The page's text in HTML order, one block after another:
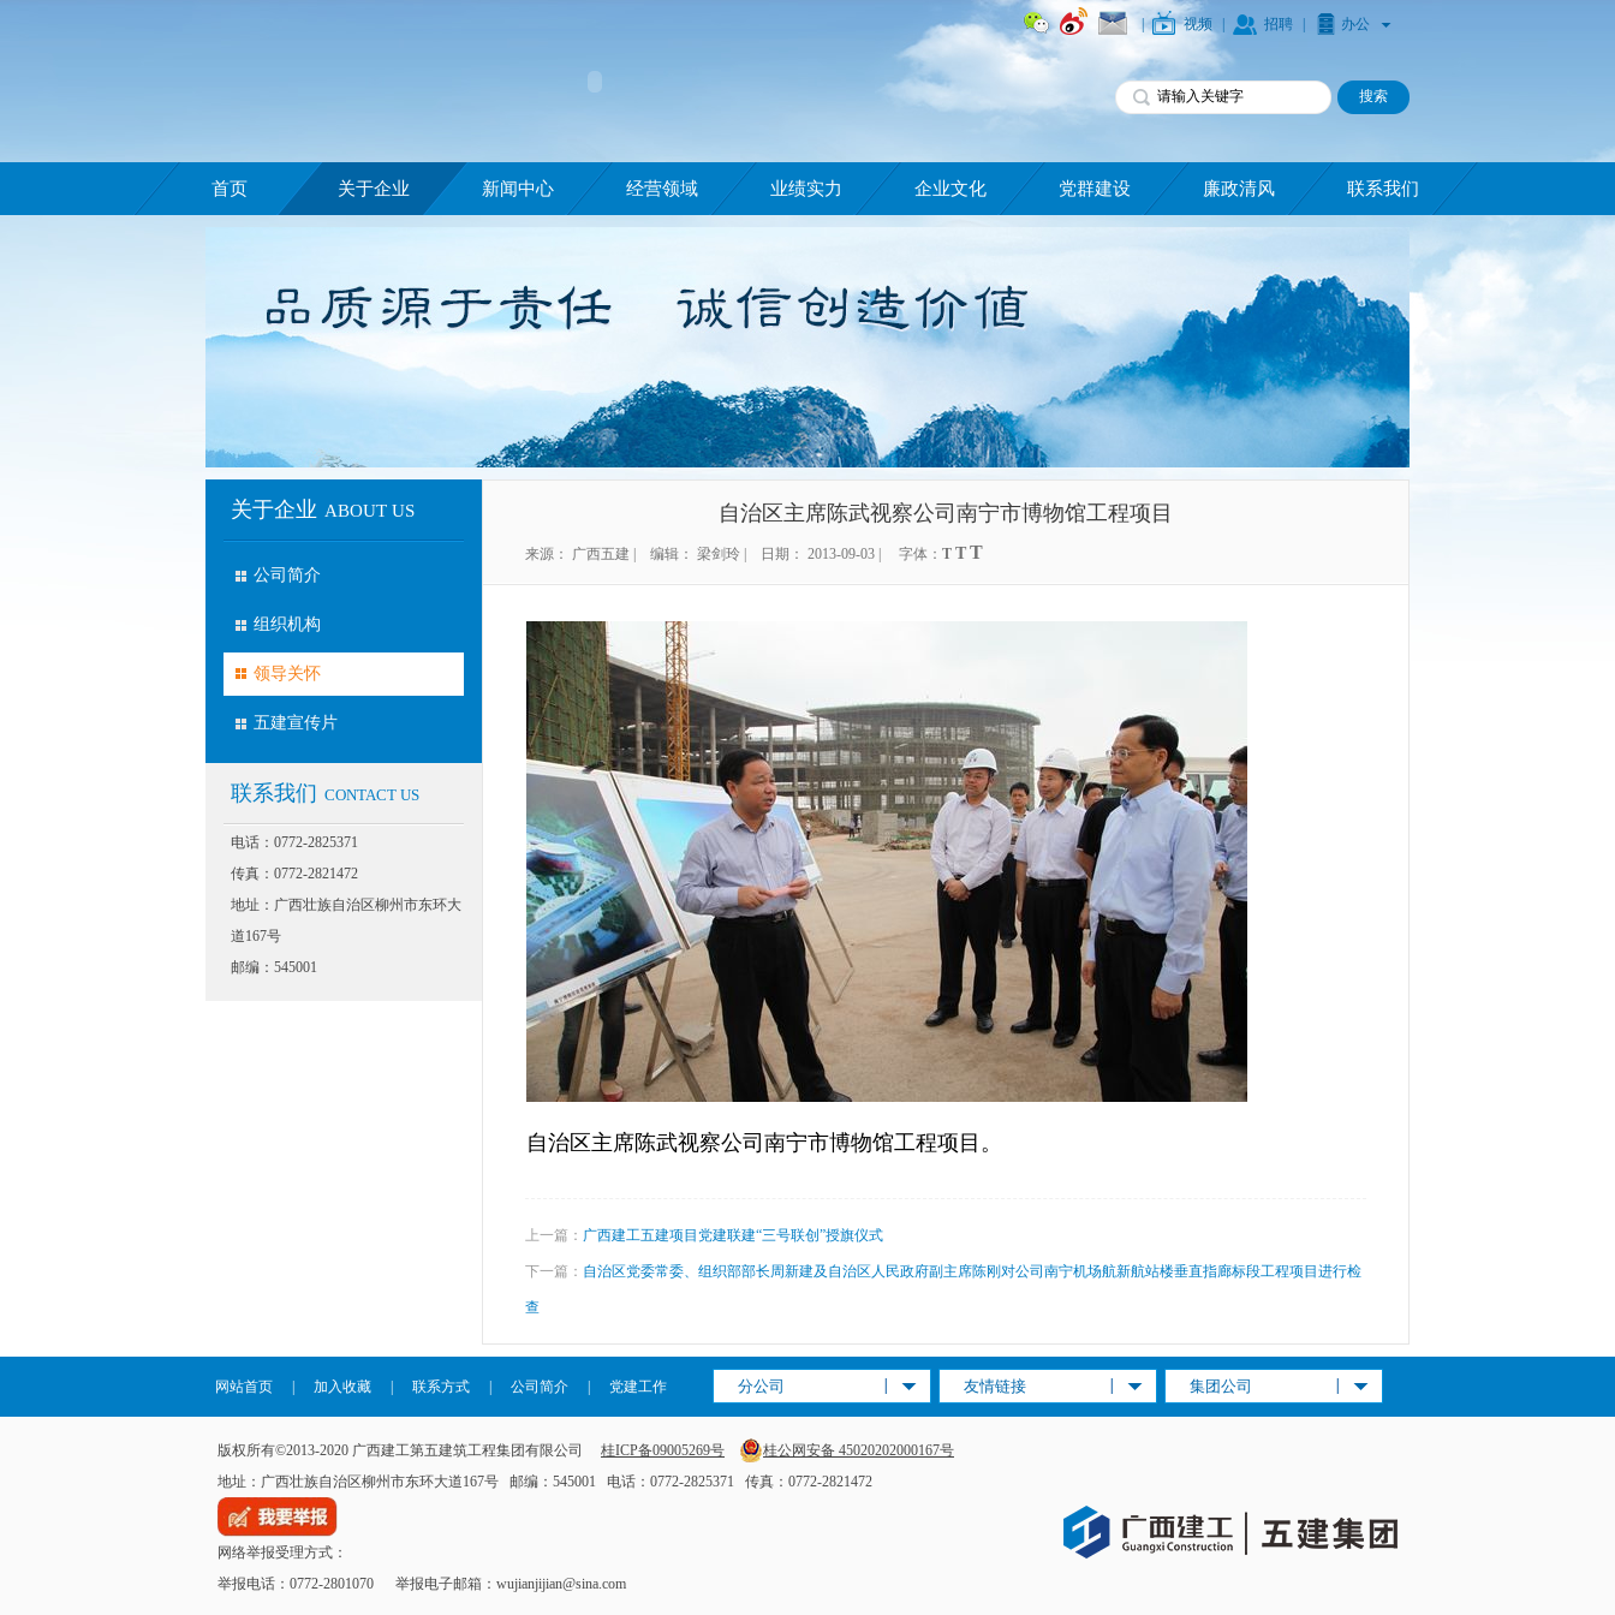
视频 招聘 办公
首页 关于企业 新闻中心 经营领域 业绩实力 企业文化 党群建设 廉政清风 联系我们
关于企业 ABOUT US
公司简介
组织机构
领导关怀
五建宣传片
联系我们 CONTACT US
电话：0772-2825371
传真：0772-2821472
地址：广西壮族自治区柳州市东环大
道167号
邮编：545001
自治区主席陈武视察公司南宁市博物馆工程项目
来源： 广西五建 | 编辑： 梁剑玲 | 日期： 2013-09-03 | 字体： T T T
自治区主席陈武视察公司南宁市博物馆工程项目。
上一篇： 广西建工五建项目党建联建“三号联创”授旗仪式
下一篇： 自治区党委常委、组织部部长周新建及自治区人民政府副主席陈刚对公司南宁机场航新航站楼垂直指廊标段工程项目进行检
查
网站首页 加入收藏 联系方式 公司简介 党建工作 分公司 友情链接 集团公司
版权所有©2013-2020 广西建工第五建筑工程集团有限公司 桂ICP备09005269号
桂公网安备 45020202000167号
地址：广西壮族自治区柳州市东环大道167号 邮编：545001 电话：0772-2825371 传真：0772-2821472
网络举报受理方式：
举报电话：0772-2801070 举报电子邮箱：wujianjijian@sina.com